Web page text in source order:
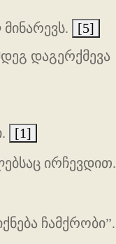
[5]
დაგერქმევა
[1]
ირჩევდით.
ჩამქრობი”.